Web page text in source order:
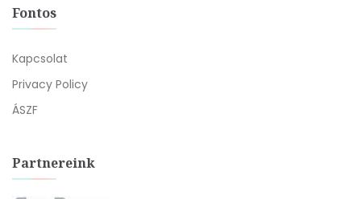
Fontos
Kapcsolat
Privacy Policy
ÁSZF
Partnereink